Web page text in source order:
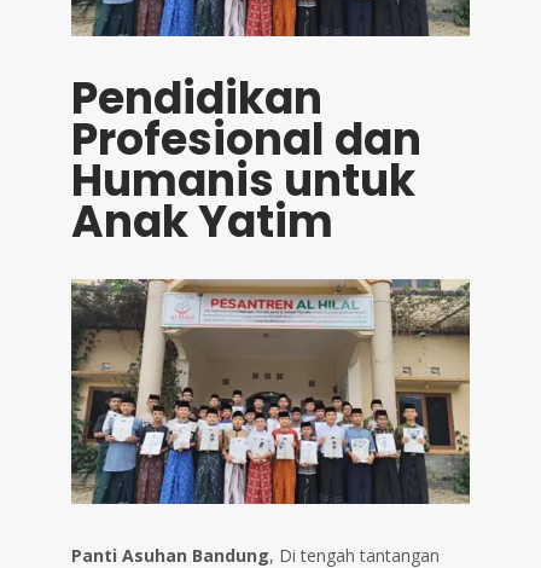
Pendidikan
Profesional dan
Humanis untuk
Anak Yatim
Panti Asuhan Bandung, Di tengah tantangan